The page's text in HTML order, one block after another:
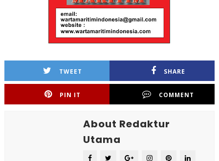
TWEET SHARE
PIN IT COMMENT
About Redaktur
Utama